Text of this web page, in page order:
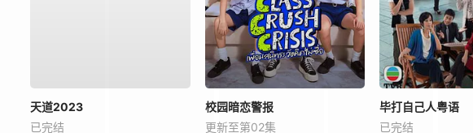
天道2023
已完结
校园暗恋警报
更新至第02集
毕打自己人粤语
已完结